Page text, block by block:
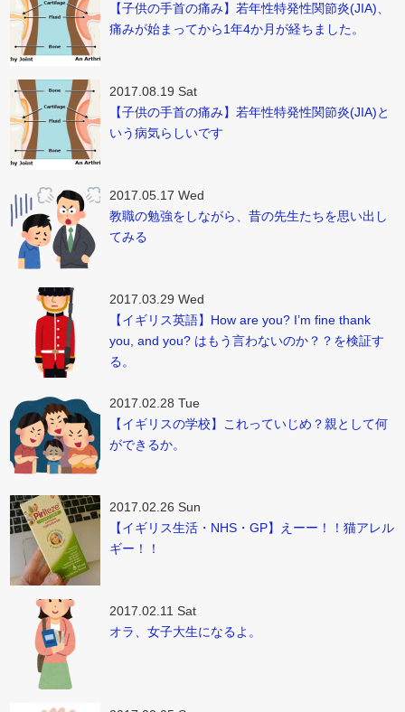
【子供の手首の痛み】若年性特発性関節炎(JIA)、
痛みが始まってから1年4か月が経ちました。
2017.08.19 Sat
【子供の手首の痛み】若年性特発性関節炎(JIA)と
いう病気らしいです
2017.05.17 Wed
教職の勉強をしながら、昔の先生たちを思い出し
てみる
2017.03.29 Wed
【イギリス英語】How are you? I’m fine thank
you, and you? はもう言わないのか？？を検証す
る。
2017.02.28 Tue
【イギリスの学校】これっていじめ？親として何
ができるか。
2017.02.26 Sun
【イギリス生活・NHS・GP】えーー！！猫アレル
ギー！！
2017.02.11 Sat
オラ、女子大生になるよ。